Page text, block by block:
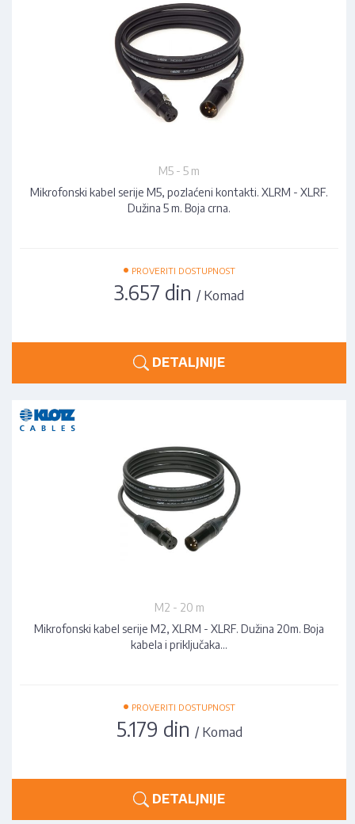
M5 - 5 m
Mikrofonski kabel serije M5, pozlaćeni kontakti. XLRM - XLRF.
Dužina 5 m. Boja crna.
• PROVERITI DOSTUPNOST
3.657 din / Komad
DETALJNIJE
M2 - 20 m
Mikrofonski kabel serije M2, XLRM - XLRF. Dužina 20m. Boja
kabela i priključaka…
• PROVERITI DOSTUPNOST
5.179 din / Komad
DETALJNIJE